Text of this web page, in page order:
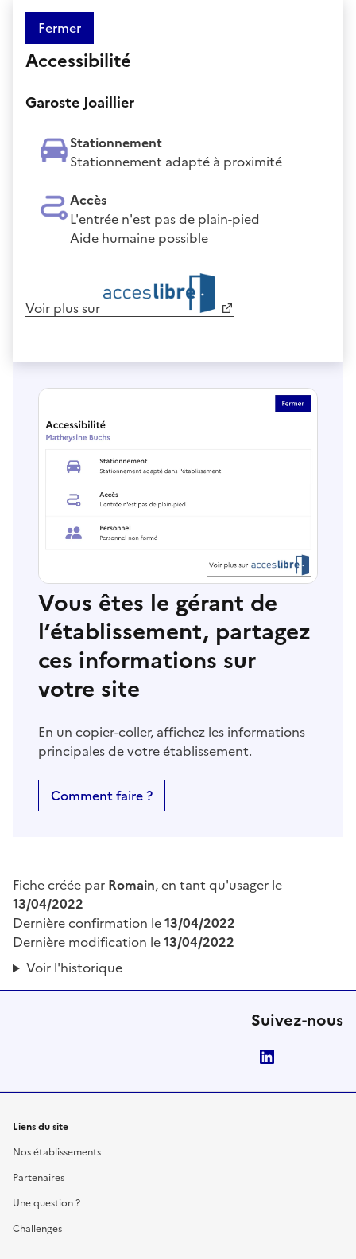
Fermer
Accessibilité
Garoste Joaillier
Stationnement
Stationnement adapté à proximité
Accès
L'entrée n'est pas de plain-pied
Aide humaine possible
Voir plus sur
Vous êtes le gérant de
l’établissement, partagez
ces informations sur
votre site
En un copier-coller, affichez les informations
principales de votre établissement.
Comment faire ?
Fiche créée par Romain, en tant qu'usager le
13/04/2022
Dernière confirmation le13/04/2022
Dernière modification le13/04/2022
Voir l'historique
Suivez-nous
Liens du site
Nos établissements
Partenaires
Une question ?
Challenges